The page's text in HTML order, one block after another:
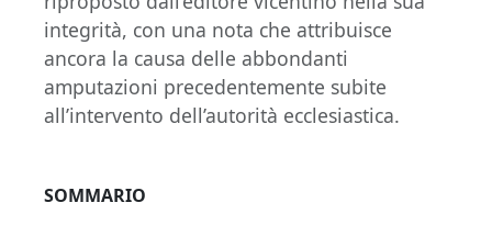
integrità, con una nota che attribuisce
ancora la causa delle abbondanti
amputazioni precedentemente subite
all’intervento dell’autorità ecclesiastica.
SOMMARIO